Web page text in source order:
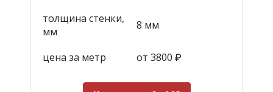
толщина стенки,
мм
8 мм
цена за метр от 3800 ₽